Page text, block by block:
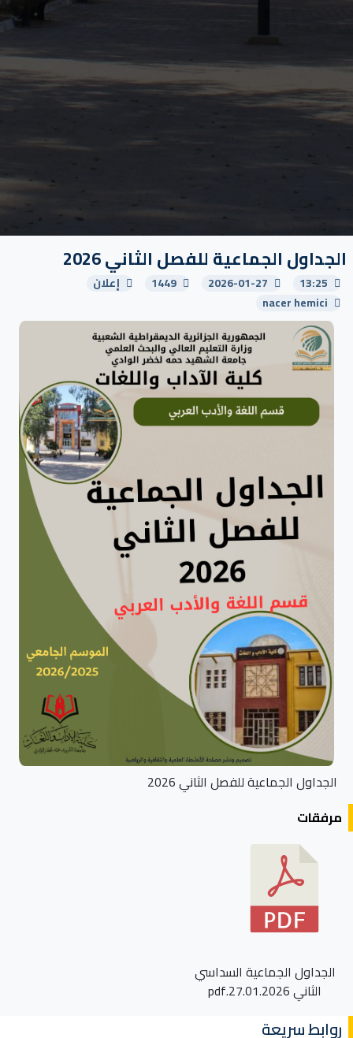
الجداول الجماعية للفصل الثاني 2026
13:25
2026-01-27
1449
إعلان
nacer hemici
الجداول الجماعية للفصل الثاني 2026
مرفقات
الجداول الجماعية السداسي
الثاني 27.01.2026.pdf
روابط سريعة